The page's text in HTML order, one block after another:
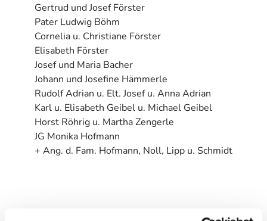
Gertrud und Josef Förster
Pater Ludwig Böhm
Cornelia u. Christiane Förster
Elisabeth Förster
Josef und Maria Bacher
Johann und Josefine Hämmerle
Rudolf Adrian u. Elt. Josef u. Anna Adrian
Karl u. Elisabeth Geibel u. Michael Geibel
Horst Röhrig u. Martha Zengerle
JG Monika Hofmann
+ Ang. d. Fam. Hofmann, Noll, Lipp u. Schmidt